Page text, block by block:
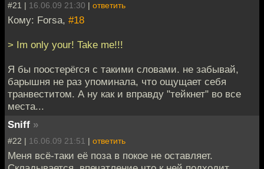
#21 | 16.06.09 21:30 | ответить
Кому: Forsa, #18
> Im only your! Take me!!!
Я бы поостерёгся с такими словами. не забывай,
барышня не раз упоминала, что ощущает себя
транвеститом. А ну как и вправду "тейкнет" во все
места...
Sniff »
#22 | 16.06.09 21:51 | ответить
Меня всё-таки её поза в покое не оставляет.